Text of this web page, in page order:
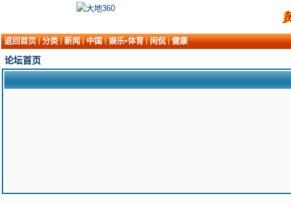
返回首页 分类 新闻 中国 娱乐•体育 闲侃 健康
论坛首页